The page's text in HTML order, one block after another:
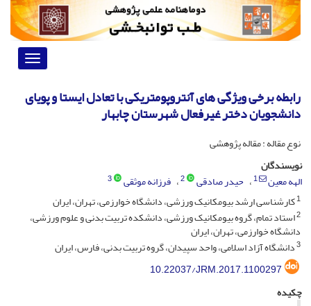
Toggle
رابطه برخی ویژگی های آنتروپومتریکی با تعادل ایستا و پویای
دانشجویان دختر غیرفعال شهرستان چابهار
نوع مقاله : مقاله پژوهشی
نویسندگان
الهه معین
1 حیدر صادقی 2 فرزانه موثقی
3
1کارشناسی ارشد بیومکانیک ورزشی، دانشگاه خوارزمی، تهران، ایران
2استاد تمام، گروه بیومکانیک ورزشی، دانشکده تربیت بدنی و علوم ورزشی،
دانشگاه خوارزمی، تهران، ایران
3دانشگاه آزاد اسلامی، واحد سپیدان، گروه تربیت بدنی، فارس، ایران
10.22037/JRM.2017.1100297
چکیده